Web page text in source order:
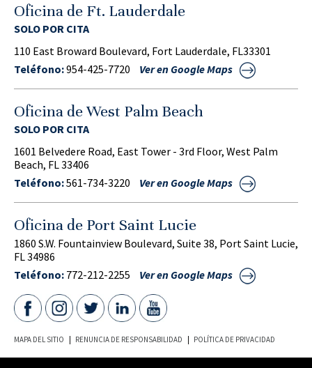
Oficina de Ft. Lauderdale
SOLO POR CITA
110 East Broward Boulevard, Fort Lauderdale, FL33301
Teléfono:954-425-7720 Ver en Google Maps
Oficina de West Palm Beach
SOLO POR CITA
1601 Belvedere Road, East Tower - 3rd Floor, West Palm
Beach, FL 33406
Teléfono:561-734-3220 Ver en Google Maps
Oficina de Port Saint Lucie
1860 S.W. Fountainview Boulevard, Suite 38, Port Saint Lucie,
FL 34986
Teléfono: 772-212-2255 Ver en Google Maps
MAPA DEL SITIO RENUNCIA DE RESPONSABILIDAD POLÍTICA DE PRIVACIDAD